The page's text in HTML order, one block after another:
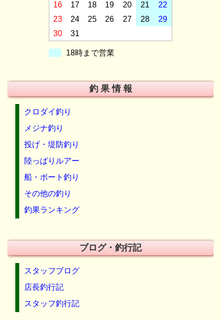
16
17 18 19 20 21
22
23
24 25 26 27 28
29
30
31
18時まで営業
釣 果 情 報
クロダイ釣り
メジナ釣り
投げ・堤防釣り
陸っぱりルアー
船・ボート釣り
その他の釣り
釣果ランキング
ブログ・釣行記
スタッフブログ
店長釣行記
スタッフ釣行記